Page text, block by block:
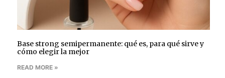
Base strong semipermanente: qué es, para qué sirve y
cómo elegir la mejor
READ MORE »